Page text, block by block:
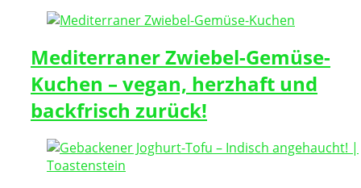
Mediterraner Zwiebel-Gemüse-
Kuchen – vegan, herzhaft und
backfrisch zurück!